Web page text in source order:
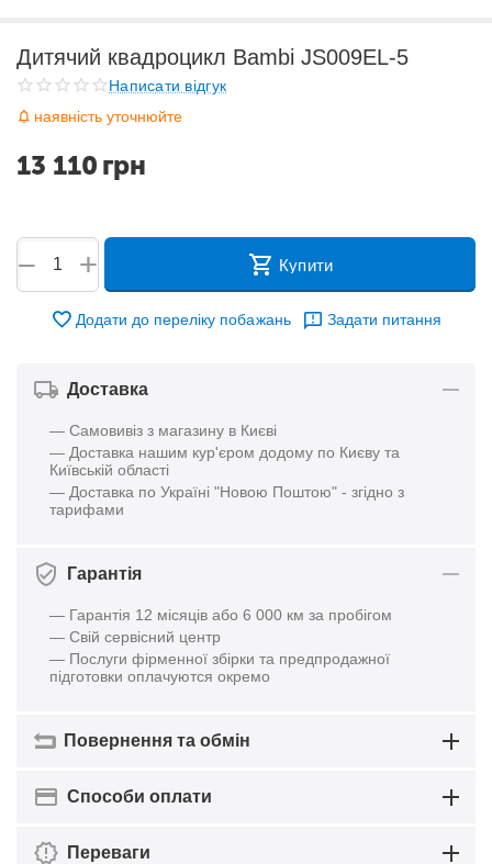
Дитячий квадроцикл Bambi JS009EL-5
Написати відгук
наявність уточнюйте
13 110 грн
+
− Купити
Додати до переліку побажань Задати питання
Доставка
— Самовивіз з магазину в Києві
— Доставка нашим кур'єром додому по Києву та
Київській області
— Доставка по Україні "Новою Поштою" - згідно з
тарифами
Гарантія
— Гарантія 12 місяців або 6 000 км за пробігом
— Свій сервісний центр
— Послуги фірменної збірки та предпродажної
підготовки оплачуются окремо
Повернення та обмін
Способи оплати
Переваги